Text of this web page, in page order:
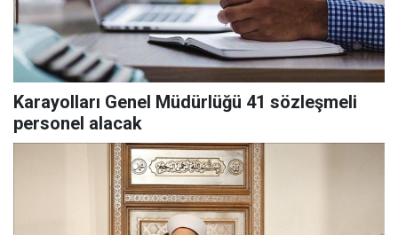
Karayolları Genel Müdürlüğü 41 sözleşmeli
personel alacak